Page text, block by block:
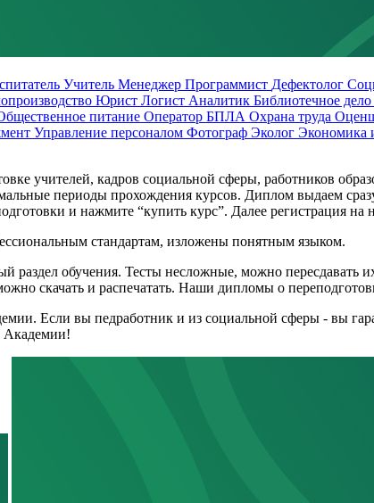
Учитель Менеджер Программист Дефектолог
Юрист Логист Аналитик Библиотечное дело
питание Оператор БПЛА Охрана труда
Управление персоналом Фотограф Эколог Экономика
учителей, кадров социальной сферы, работников
периоды прохождения курсов. Диплом выдаем
и нажмите “купить курс”. Далее регистрация на
стандартам, изложены понятным языком.
раздел обучения. Тесты несложные, можно пересдавать
скачать и распечатать. Наши дипломы о
Если вы педработник и из социальной сферы - вы
Академии!